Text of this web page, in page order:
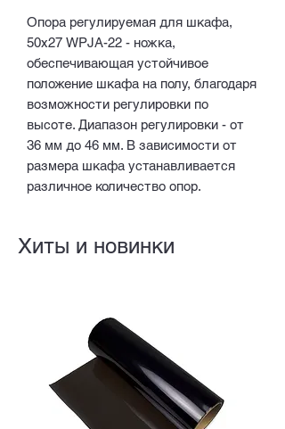
Опора регулируемая для шкафа,
50х27 WPJA-22 - ножка,
обеспечивающая устойчивое
положение шкафа на полу, благодаря
возможности регулировки по
высоте. Диапазон регулировки - от
36 мм до 46 мм. В зависимости от
размера шкафа устанавливается
различное количество опор.
Хиты и новинки